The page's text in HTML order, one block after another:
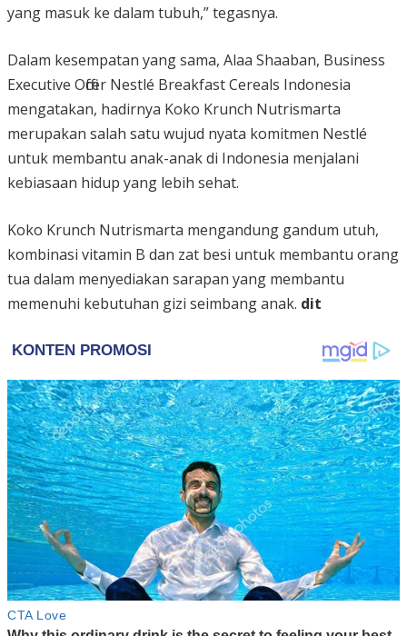
yang masuk ke dalam tubuh,” tegasnya.
Dalam kesempatan yang sama, Alaa Shaaban, Business
Executive Officer Nestlé Breakfast Cereals Indonesia
mengatakan, hadirnya Koko Krunch Nutrismarta
merupakan salah satu wujud nyata komitmen Nestlé
untuk membantu anak-anak di Indonesia menjalani
kebiasaan hidup yang lebih sehat.
Koko Krunch Nutrismarta mengandung gandum utuh,
kombinasi vitamin B dan zat besi untuk membantu orang
tua dalam menyediakan sarapan yang membantu
memenuhi kebutuhan gizi seimbang anak. dit